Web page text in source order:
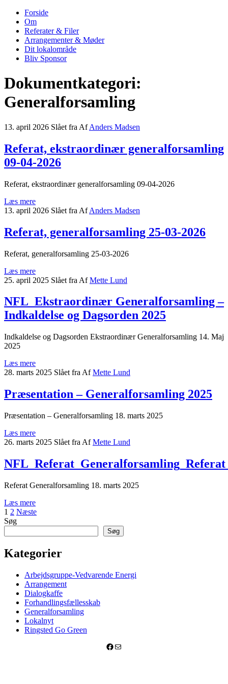
Nordrup Farendløse Lokalråd
Midt i naturen tæt på alt!
Forside
Om
Referater & Filer
Arrangementer & Møder
Dit lokalområde
Bliv Sponsor
Dokumentkategori:
Generalforsamling
13. april 2026 Slået fra Af Anders Madsen
Referat, ekstraordinær generalforsamling
09-04-2026
Referat, ekstraordinær generalforsamling 09-04-2026
Læs mere
13. april 2026 Slået fra Af Anders Madsen
Referat, generalforsamling 25-03-2026
Referat, generalforsamling 25-03-2026
Læs mere
25. april 2025 Slået fra Af Mette Lund
NFL_Ekstraordinær Generalforsamling –
Indkaldelse og Dagsorden 2025
Indkaldelse og Dagsorden Ekstraordinær Generalforsamling 14. Maj
2025
Læs mere
28. marts 2025 Slået fra Af Mette Lund
Præsentation – Generalforsamling 2025
Præsentation – Generalforsamling 18. marts 2025
Læs mere
26. marts 2025 Slået fra Af Mette Lund
Referat Generalforsamling 18. marts 2025
Læs mere
Indlægsinddeling
1 2 Næste
Søg
Søg
Kategorier
Arbejdsgruppe-Vedvarende Energi
Arrangement
Dialogkaffe
Forhandlingsfællesskab
Generalforsamling
Lokalnyt
Ringsted Go Green
Facebook
Mail